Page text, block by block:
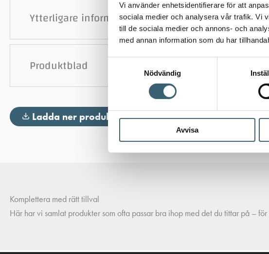
Vi använder enhetsidentifierare för att
sociala medier och analysera vår trafik. Vi
till de sociala medier och annons- och
med annan information som du har
Nödvändig
Avvisa
Ytterligare information
Produktblad
Ladda ner produktblad
Komplettera med rätt tillval
Här har vi samlat produkter som ofta passar bra ihop med det du tittar på –